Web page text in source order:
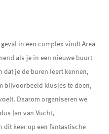
in een complex vindt Area
als je in een nieuwe buurt
dat je de buren leert kennen,
bijvoorbeeld klusjes te doen,
Daarom organiseren we
Jan van Vucht,
dit keer op een fantastische